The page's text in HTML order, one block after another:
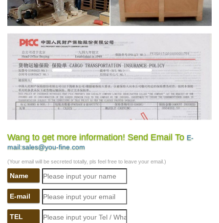
Wang to get more information! Send Email To E-
mail:sales@you-fine.com
(Your email will be secreted totally, pls feel free to leave your email.)
Name
E-mail
TEL